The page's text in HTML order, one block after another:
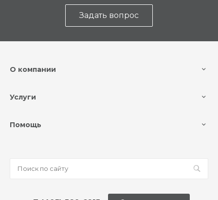
Задать вопрос
О компании
Услуги
Помощь